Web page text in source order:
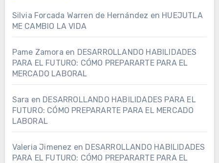
Silvia Forcada Warren de Hernández en HUEJUTLA
ME CAMBIO LA VIDA
Pame Zamora en DESARROLLANDO HABILIDADES
PARA EL FUTURO: CÓMO PREPARARTE PARA EL
MERCADO LABORAL
Sara en DESARROLLANDO HABILIDADES PARA EL
FUTURO: CÓMO PREPARARTE PARA EL MERCADO
LABORAL
Valeria Jimenez en DESARROLLANDO HABILIDADES
PARA EL FUTURO: CÓMO PREPARARTE PARA EL